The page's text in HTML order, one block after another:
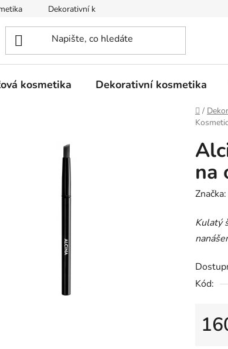
Dekorativní kosmetika
kosmetika Dekorativní kosmetika
Domů
/
na
Značka:
Kulatý
Kód: